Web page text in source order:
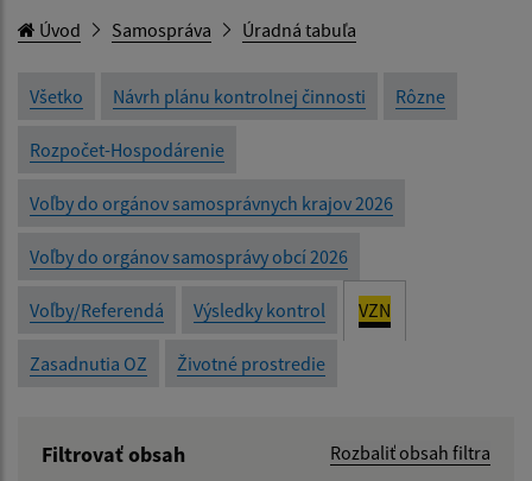
Úvod Samospráva Úradná tabuľa
Všetko Návrh plánu kontrolnej činnosti Rôzne
Rozpočet-Hospodárenie
Voľby do orgánov samosprávnych krajov 2026
Voľby do orgánov samosprávy obcí 2026
Voľby/Referendá Výsledky kontrol VZN
Zasadnutia OZ Životné prostredie
Filtrovať obsah Rozbaliť obsah filtra